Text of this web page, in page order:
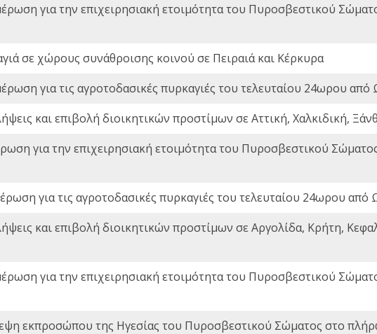
για την επιχειρησιακή ετοιμότητα του Πυροσβεστικού
σε χώρους συνάθροισης κοινού σε Πειραιά και Κέρκυρα
για τις αγροτοδασικές πυρκαγιές του τελευταίου 24ωρου
και επιβολή διοικητικών προστίμων σε Αττική, Χαλκιδική,
για την επιχειρησιακή ετοιμότητα του Πυροσβεστικού
για τις αγροτοδασικές πυρκαγιές του τελευταίου 24ωρου
και επιβολή διοικητικών προστίμων σε Αργολίδα, Κρήτη,
για την επιχειρησιακή ετοιμότητα του Πυροσβεστικού
εκπροσώπου της Ηγεσίας του Πυροσβεστικού Σώματος στο